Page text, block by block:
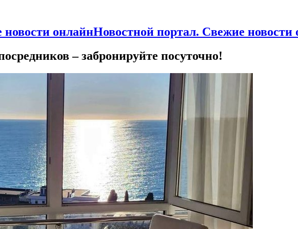
Новостной портал. Свежие новости
– забронируйте посуточно!